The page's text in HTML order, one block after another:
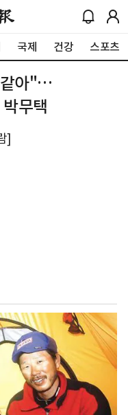
국제 건강 스포츠
같아"…
무택
]